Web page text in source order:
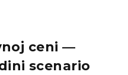
ceni —
scenario